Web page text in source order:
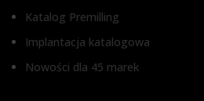
Katalog Premilling
Implantacja katalogowa
Nowości dla 45 marek